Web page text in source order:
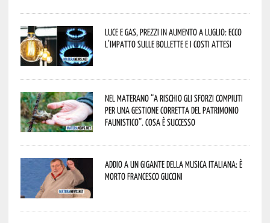
Luce e gas, prezzi in aumento a luglio: ecco
l’impatto sulle bollette e i costi attesi
Nel materano “a rischio gli sforzi compiuti
per una gestione corretta del patrimonio
faunistico”. Cosa è successo
Addio a un gigante della musica italiana: è
morto Francesco Guccini